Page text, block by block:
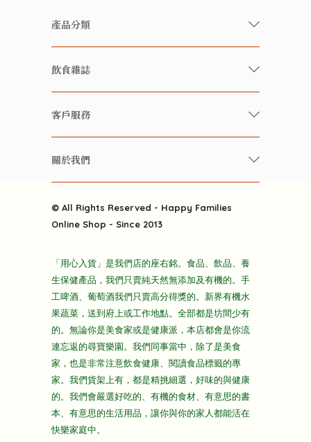
產品分類
有機/無農藥新鮮蔬果
有機 / 無添加飲品
養生保健好東西
酒類
雜貨部
折上折大特價
主頁
飲食雜誌
快樂家庭 飲食雜誌
雲南搜食記
粒粒皆辛苦
快樂電視台
客戶服務
常見問題
關於我們
送貨
隱私政策
© All Rights Reserved - Happy Families
Online Shop - Since 2013
「用心入貨」是我們店的座右銘。食品、飲品、養
生保健產品，我們只賣純天然無添加及有機的。手
工啤酒、葡萄酒我們只賣高分得獎的。新界有機水
果蔬菜，送到府上或工作地點。全部都是坊間少有
的。無論你是美食家或是健康派，本店都會是你流
連忘返的尋寶樂園。我們同事當中，除了是美食
家，也是非常注意飲食健康、閱讀食品標籤的專
家。我們貨架上有，都是精挑細選，好味的與健康
的。我們會嚴選好吃的、有機的食材、有意思的書
本、有意思的生活用品，讓你與你的家人都能活在
快樂家庭中。